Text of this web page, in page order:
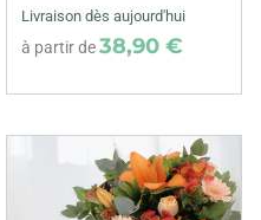
Livraison dès aujourd'hui
à partir de38,90 €